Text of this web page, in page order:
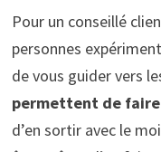
Pour un conseillé
personnes
de vous guider vers
permettent de
d’en sortir avec le